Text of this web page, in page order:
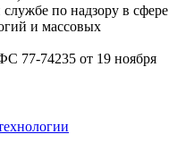
по надзору в сфере
и массовых
77-74235 от 19 ноября